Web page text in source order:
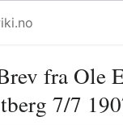
fra Ole
7/7